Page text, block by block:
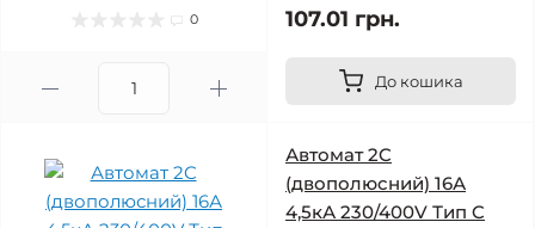
0 107.01 грн.
До кошика
Автомат 2C
(двополюсний) 16А
4,5кА 230/400V Тип C